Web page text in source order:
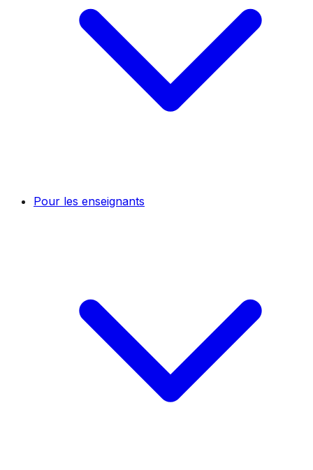
Pour les enseignants